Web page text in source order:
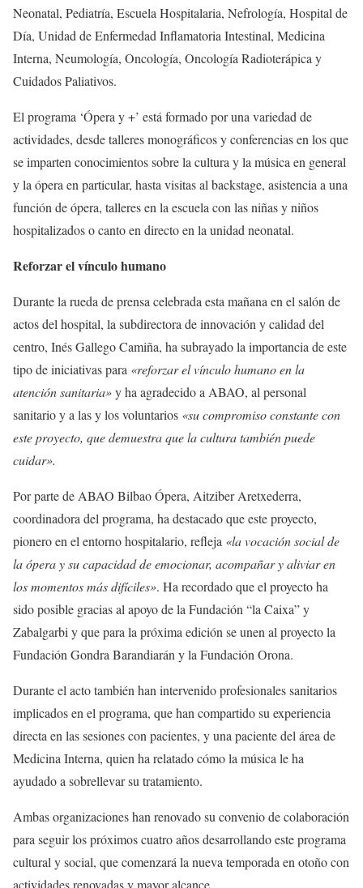
Neonatal, Pediatría, Escuela Hospitalaria, Nefrología, Hospital de
Día, Unidad de Enfermedad Inflamatoria Intestinal, Medicina
Interna, Neumología, Oncología, Oncología Radioterápica y
Cuidados Paliativos.
El programa ‘Ópera y +’ está formado por una variedad de
actividades, desde talleres monográficos y conferencias en los que
se imparten conocimientos sobre la cultura y la música en general
y la ópera en particular, hasta visitas al backstage, asistencia a una
función de ópera, talleres en la escuela con las niñas y niños
hospitalizados o canto en directo en la unidad neonatal.
Reforzar el vínculo humano
Durante la rueda de prensa celebrada esta mañana en el salón de
actos del hospital, la subdirectora de innovación y calidad del
centro, Inés Gallego Camiña, ha subrayado la importancia de este
tipo de iniciativas para «reforzar el vínculo humano en la
atención sanitaria»y ha agradecido a ABAO, al personal
sanitario y a las y los voluntarios «su compromiso constante con
este proyecto, que demuestra que la cultura también puede
cuidar».
Por parte de ABAO Bilbao Ópera, Aitziber Aretxederra,
coordinadora del programa, ha destacado que este proyecto,
pionero en el entorno hospitalario, refleja «la vocación social de
la ópera y su capacidad de emocionar, acompañar y aliviar en
los momentos más difíciles». Ha recordado que el proyecto ha
sido posible gracias al apoyo de la Fundación “la Caixa” y
Zabalgarbi y que para la próxima edición se unen al proyecto la
Fundación Gondra Barandiarán y la Fundación Orona.
Durante el acto también han intervenido profesionales sanitarios
implicados en el programa, que han compartido su experiencia
directa en las sesiones con pacientes, y una paciente del área de
Medicina Interna, quien ha relatado cómo la música le ha
ayudado a sobrellevar su tratamiento.
Ambas organizaciones han renovado su convenio de colaboración
para seguir los próximos cuatro años desarrollando este programa
cultural y social, que comenzará la nueva temporada en otoño con
actividades renovadas y mayor alcance.